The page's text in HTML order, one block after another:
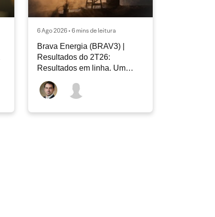
6 Ago 2026 • 6 mins de leitura
Brava Energia (BRAV3) |
Resultados do 2T26:
Resultados em linha. Um